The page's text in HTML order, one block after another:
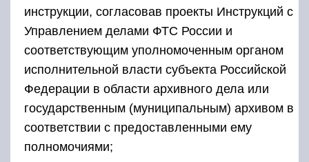
инструкции, согласовав проекты Инструкций с
Управлением делами ФТС России и
соответствующим уполномоченным органом
исполнительной власти субъекта Российской
Федерации в области архивного дела или
государственным (муниципальным) архивом в
соответствии с предоставленными ему
полномочиями;